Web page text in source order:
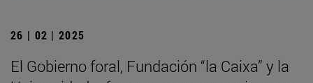
26 | 02 | 2025
El Gobierno foral, Fundación “la Caixa” y la